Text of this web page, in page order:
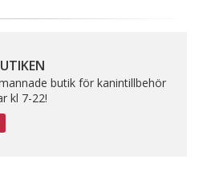
butik för kanintillbehör
kl 7-22!